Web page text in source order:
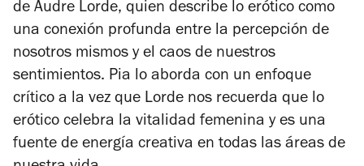
de Audre Lorde, quien describe lo erótico como
una conexión profunda entre la percepción de
nosotros mismos y el caos de nuestros
sentimientos. Pia lo aborda con un enfoque
crítico a la vez que Lorde nos recuerda que lo
erótico celebra la vitalidad femenina y es una
fuente de energía creativa en todas las áreas de